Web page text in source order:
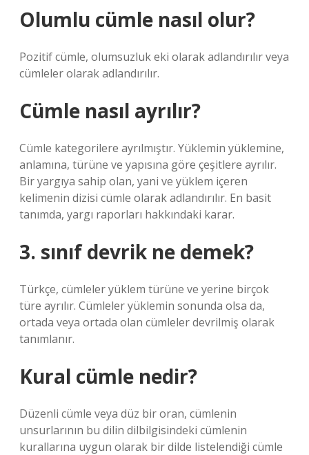
Olumlu cümle nasıl olur?
Pozitif cümle, olumsuzluk eki olarak adlandırılır veya
cümleler olarak adlandırılır.
Cümle nasıl ayrılır?
Cümle kategorilere ayrılmıştır. Yüklemin yüklemine,
anlamına, türüne ve yapısına göre çeşitlere ayrılır.
Bir yargıya sahip olan, yani ve yüklem içeren
kelimenin dizisi cümle olarak adlandırılır. En basit
tanımda, yargı raporları hakkındaki karar.
3. sınıf devrik ne demek?
Türkçe, cümleler yüklem türüne ve yerine birçok
türe ayrılır. Cümleler yüklemin sonunda olsa da,
ortada veya ortada olan cümleler devrilmiş olarak
tanımlanır.
Kural cümle nedir?
Düzenli cümle veya düz bir oran, cümlenin
unsurlarının bu dilin dilbilgisindeki cümlenin
kurallarına uygun olarak bir dilde listelendiği cümle